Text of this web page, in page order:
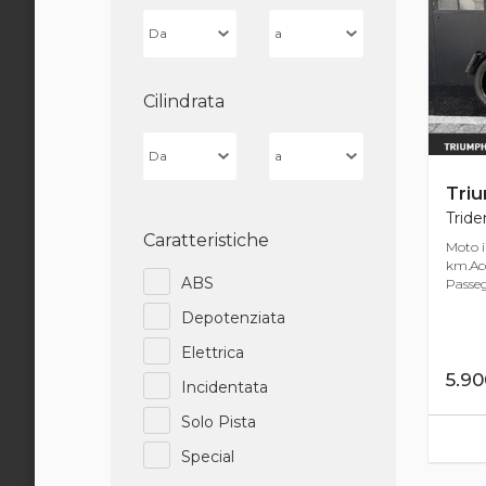
Cilindrata
Caratteristiche
ABS
Depotenziata
Elettrica
Incidentata
Solo Pista
Special
Moto